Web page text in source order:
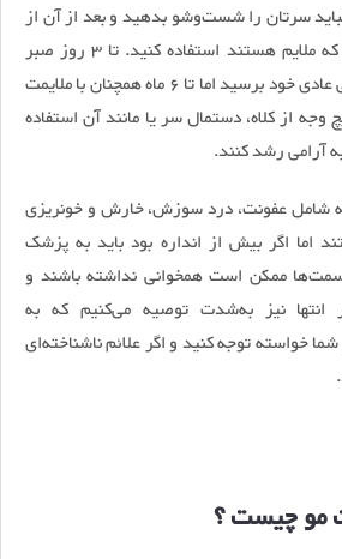
سرتان را شست‌وشو بدهید و بعد از آن از
شامپو بچه یا شامپوهایی که ملایم هستند استفاده کنید. تا 3 روز صبر
کنید و بعد از آن به زندگی عادی خود برسید اما تا 6 ماه همچنان با ملایمت
وجه از کلاه، دستمال سر یا مانند آن استفاده
آرامی رشد کنند.
شامل عفونت، درد سوزش، خارش و خونریزی
اگر بیش از انداره بود باید به پزشک
ممکن است همخوانی نداشته باشند و
انتها نیز به‌شدت توصیه می‌کنیم که به
خواسته توجه کنید و اگر علائم ناشناخته‌ای
مو چیست ؟